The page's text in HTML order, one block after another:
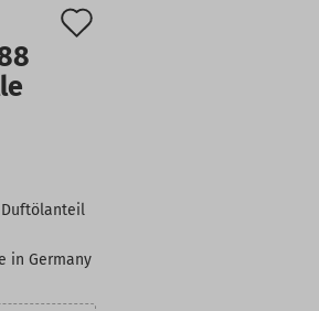
Duftölanteil
in Germany